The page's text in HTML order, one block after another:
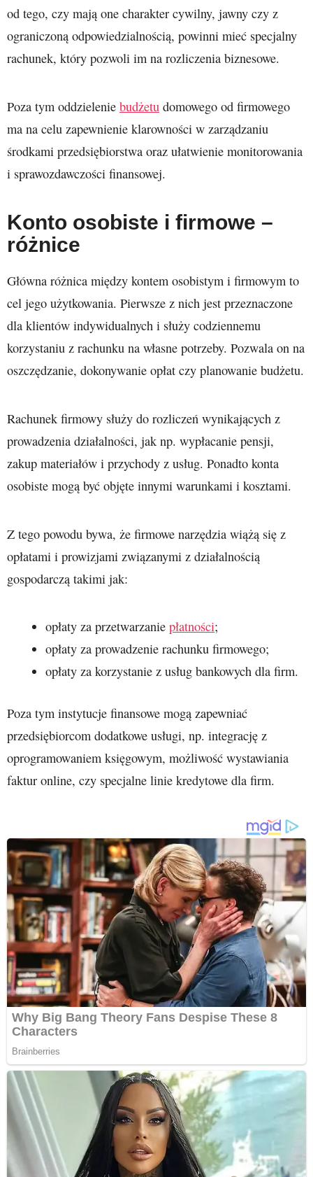
od tego, czy mają one charakter cywilny, jawny czy z
ograniczoną odpowiedzialnością, powinni mieć specjalny
rachunek, który pozwoli im na rozliczenia biznesowe.
Poza tym oddzielenie budżetu domowego od firmowego
ma na celu zapewnienie klarowności w zarządzaniu
środkami przedsiębiorstwa oraz ułatwienie monitorowania
i sprawozdawczości finansowej.
Konto osobiste i firmowe –
różnice
Główna różnica między kontem osobistym i firmowym to
cel jego użytkowania. Pierwsze z nich jest przeznaczone
dla klientów indywidualnych i służy codziennemu
korzystaniu z rachunku na własne potrzeby. Pozwala on na
oszczędzanie, dokonywanie opłat czy planowanie budżetu.
Rachunek firmowy służy do rozliczeń wynikających z
prowadzenia działalności, jak np. wypłacanie pensji,
zakup materiałów i przychody z usług. Ponadto konta
osobiste mogą być objęte innymi warunkami i kosztami.
Z tego powodu bywa, że firmowe narzędzia wiążą się z
opłatami i prowizjami związanymi z działalnością
gospodarczą takimi jak:
opłaty za przetwarzaniepłatności;
opłaty za prowadzenie rachunku firmowego;
opłaty za korzystanie z usług bankowych dla firm.
Poza tym instytucje finansowe mogą zapewniać
przedsiębiorcom dodatkowe usługi, np. integrację z
oprogramowaniem księgowym, możliwość wystawiania
faktur online, czy specjalne linie kredytowe dla firm.